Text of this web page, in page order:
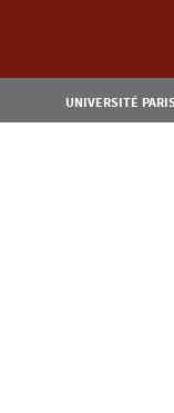
Pied de page Assas
UNIVERSITÉ